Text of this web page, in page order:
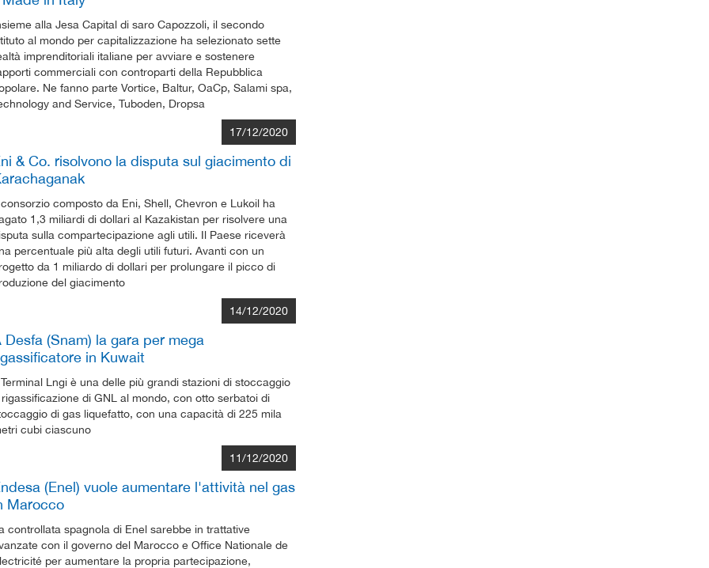
alla Jesa Capital di saro Capozzoli, il secondo
al mondo per capitalizzazione ha selezionato sette
imprenditoriali italiane per avviare e sostenere
commerciali con controparti della Repubblica
Ne fanno parte Vortice, Baltur, OaCp, Salami spa,
and Service, Tuboden, Dropsa
17/12/2020
& Co. risolvono la disputa sul giacimento di
composto da Eni, Shell, Chevron e Lukoil ha
1,3 miliardi di dollari al Kazakistan per risolvere una
sulla compartecipazione agli utili. Il Paese riceverà
percentuale più alta degli utili futuri. Avanti con un
da 1 miliardo di dollari per prolungare il picco di
del giacimento
14/12/2020
Desfa (Snam) la gara per mega
in Kuwait
Lngi è una delle più grandi stazioni di stoccaggio
di GNL al mondo, con otto serbatoi di
di gas liquefatto, con una capacità di 225 mila
cubi ciascuno
11/12/2020
(Enel) vuole aumentare l'attività nel gas
Marocco
controllata spagnola di Enel sarebbe in trattative
con il governo del Marocco e Office Nationale de
per aumentare la propria partecipazione,